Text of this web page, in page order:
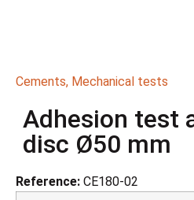
Cements, Mechanical tests
Adhesion test
disc Ø50 mm
Reference: CE180-02